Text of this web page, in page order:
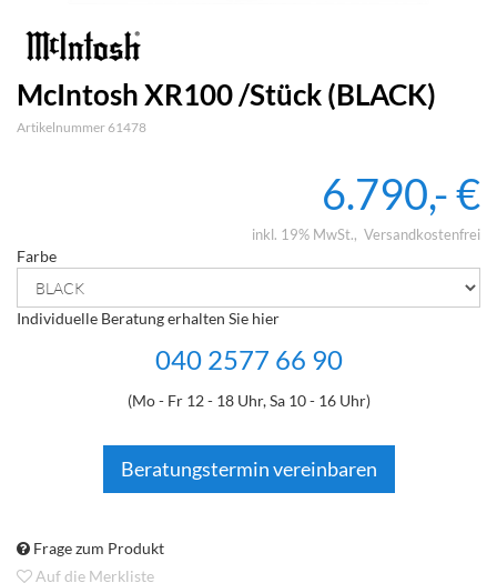
McIntosh XR100 /Stück (BLACK)
Artikelnummer 61478
6.790,- €
inkl. 19% MwSt. Versandkostenfrei
Farbe
Individuelle Beratung erhalten Sie hier
040 2577 66 90
(Mo - Fr 12 - 18 Uhr, Sa 10 - 16 Uhr)
Beratungstermin vereinbaren
Frage zum Produkt
Auf die Merkliste